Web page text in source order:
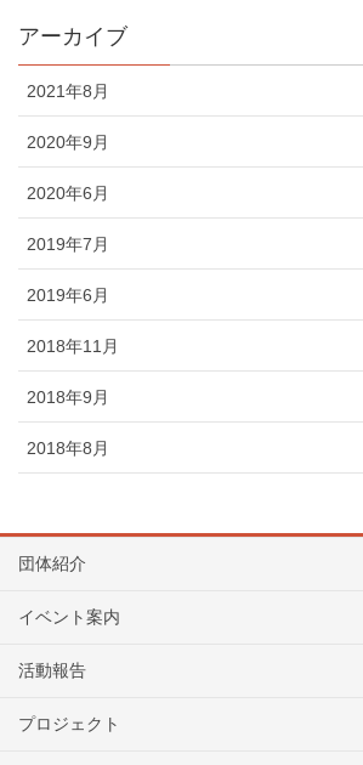
アーカイブ
2021年8月
2020年9月
2020年6月
2019年7月
2019年6月
2018年11月
2018年9月
2018年8月
団体紹介
イベント案内
活動報告
プロジェクト